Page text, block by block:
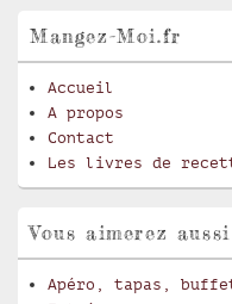
Mangez-Moi.fr
Accueil
A propos
Contact
Les livres de
Vous aimerez aussi
Apéro, tapas,